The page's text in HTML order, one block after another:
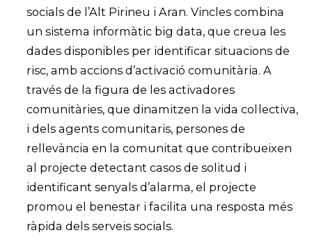
socials de l’Alt Pirineu i Aran. Vincles combina
un sistema informàtic big data, que creua les
dades disponibles per identificar situacions de
risc, amb accions d’activació comunitària. A
través de la figura de les activadores
comunitàries, que dinamitzen la vida col·lectiva,
i dels agents comunitaris, persones de
rellevància en la comunitat que contribueixen
al projecte detectant casos de solitud i
identificant senyals d’alarma, el projecte
promou el benestar i facilita una resposta més
ràpida dels serveis socials.